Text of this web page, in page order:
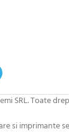
SRL. Toate
si imprimante